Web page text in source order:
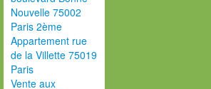
Nouvelle 75002
Paris 2ème
Appartement rue
de la Villette 75019
Paris
Vente aux